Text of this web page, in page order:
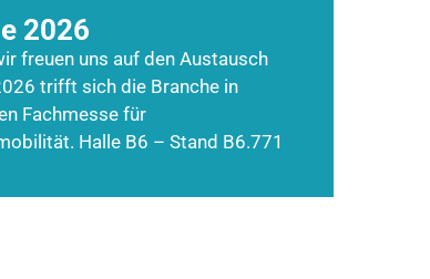
2026
freuen uns auf den Austausch
trifft sich die Branche in
Fachmesse für
Halle B6 – Stand B6.771